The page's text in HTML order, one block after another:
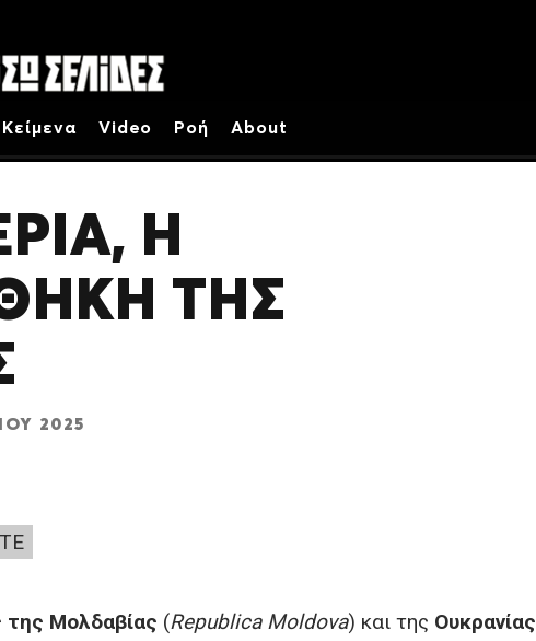
Κείμενα Video Ροή About
Η
ΤΗΣ
2025
της Μολδαβίας (Republica Moldova) και της Ουκρανίας